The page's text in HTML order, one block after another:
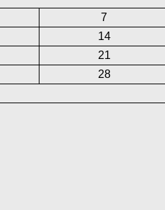
7
14
21
28